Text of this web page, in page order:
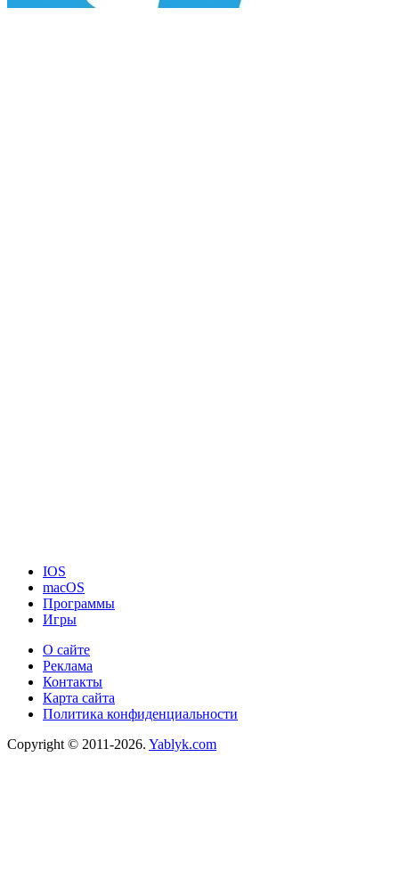
IOS
macOS
Программы
Игры
О сайте
Реклама
Контакты
Карта сайта
Политика конфиденциальности
Copyright © 2011-2026. Yablyk.сom